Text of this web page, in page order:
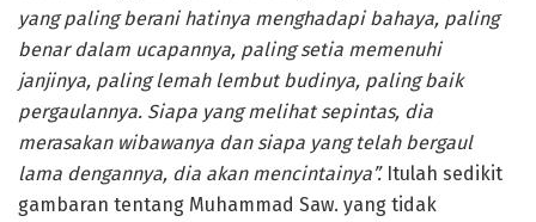
yang paling berani hatinya menghadapi bahaya, paling
benar dalam ucapannya, paling setia memenuhi
janjinya, paling lemah lembut budinya, paling baik
pergaulannya. Siapa yang melihat sepintas, dia
merasakan wibawanya dan siapa yang telah bergaul
lama dengannya, dia akan mencintainya”.Itulah sedikit
gambaran tentang Muhammad Saw. yang tidak